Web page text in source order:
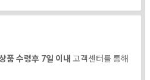
품 수령후 7일 이내고객센터를 통해